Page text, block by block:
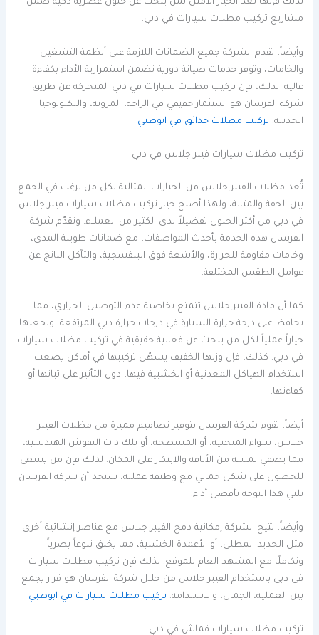
لذلك فإنها تُعد الخيار الأمثل لمن يبحث عن حلول عصرية ذكية ضمن
مشاريع تركيب مظلات سيارات في دبي.
وأيضاً، تقدم الشركة جميع الضمانات اللازمة على أنظمة التشغيل
والخامات، وتوفر خدمات صيانة دورية تضمن استمرارية الأداء بكفاءة
عالية. لذلك، فإن تركيب مظلات سيارات في دبي المتحركة عن طريق
شركة الفرسان هو استثمار حقيقي في الراحة، المرونة، والتكنولوجيا
الحديثة. تركيب مظلات حدائق في ابوظبي
تركيب مظلات سيارات فيبر جلاس في دبي
تُعد مظلات الفيبر جلاس من الخيارات المثالية لكل من يرغب في الجمع
بين الخفة والمتانة، ولهذا أصبح خيار تركيب مظلات سيارات فيبر جلاس
في دبي من أكثر الحلول تفضيلاً لدى الكثير من العملاء. وتقدّم شركة
الفرسان هذه الخدمة بأحدث المواصفات، مع ضمانات طويلة المدى،
وخامات مقاومة للحرارة، والأشعة فوق البنفسجية، والتآكل الناتج عن
عوامل الطقس المختلفة.
كما أن مادة الفيبر جلاس تتمتع بخاصية عدم التوصيل الحراري، مما
يحافظ على درجة حرارة السيارة في درجات حرارة دبي المرتفعة، ويجعلها
خياراً عملياً لكل من يبحث عن فعالية حقيقية في تركيب مظلات سيارات
في دبي. كذلك، فإن وزنها الخفيف يسهّل تركيبها في أماكن يصعب
استخدام الهياكل المعدنية أو الخشبية فيها، دون التأثير على ثباتها أو
كفاءتها.
أيضاً، تقوم شركة الفرسان بتوفير تصاميم مميزة من مظلات الفيبر
جلاس، سواء المنحنية، أو المسطحة، أو تلك ذات النقوش الهندسية،
مما يضفي لمسة من الأناقة والابتكار على المكان. لذلك فإن من يسعى
للحصول على شكل جمالي مع وظيفة عملية، سيجد أن شركة الفرسان
تلبي هذا التوجه بأفضل أداء.
وأيضاً، تتيح الشركة إمكانية دمج الفيبر جلاس مع عناصر إنشائية أخرى
مثل الحديد المطلي، أو الأعمدة الخشبية، مما يخلق تنوعاً بصرياً
وتكاملًا مع المشهد العام للموقع. لذلك فإن تركيب مظلات سيارات
في دبي باستخدام الفيبر جلاس من خلال شركة الفرسان هو قرار يجمع
بين العملية، الجمال، والاستدامة. تركيب مظلات سيارات في ابوظبي
تركيب مظلات سيارات قماش في دبي